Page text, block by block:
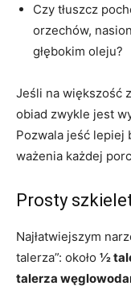
Czy tłuszcz
orzechów,
głębokim oleju?
Jeśli na większość
obiad zwykle jest
Pozwala jeść lepiej
ważenia każdej
Prosty
Najłatwiejszym
talerza”: około ½
talerza